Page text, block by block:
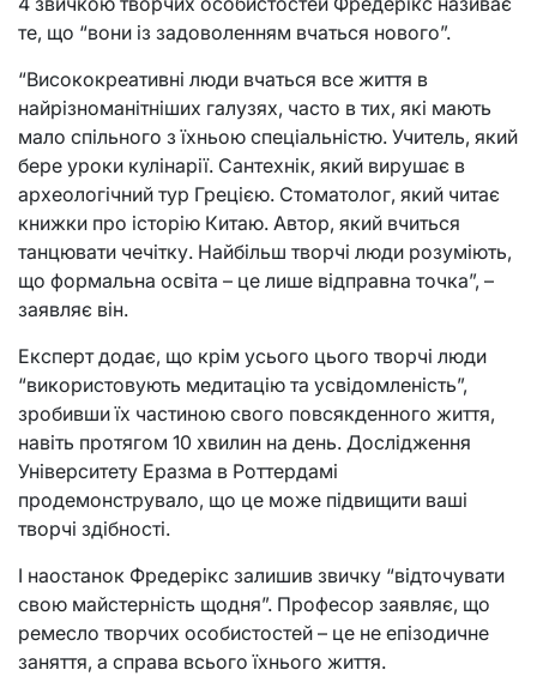
те, що “вони із задоволенням вчаться нового”.
“Висококреативні люди вчаться все життя в
найрізноманітніших галузях, часто в тих, які мають
мало спільного з їхньою спеціальністю. Учитель, який
бере уроки кулінарії. Сантехнік, який вирушає в
археологічний тур Грецією. Стоматолог, який читає
книжки про історію Китаю. Автор, який вчиться
танцювати чечітку. Найбільш творчі люди розуміють,
що формальна освіта – це лише відправна точка”, –
заявляє він.
Експерт додає, що крім усього цього творчі люди
“використовують медитацію та усвідомленість”,
зробивши їх частиною свого повсякденного життя,
навіть протягом 10 хвилин на день. Дослідження
Університету Еразма в Роттердамі
продемонструвало, що це може підвищити ваші
творчі здібності.
І наостанок Фредерікс залишив звичку “відточувати
свою майстерність щодня”. Професор заявляє, що
ремесло творчих особистостей – це не епізодичне
заняття, а справа всього їхнього життя.